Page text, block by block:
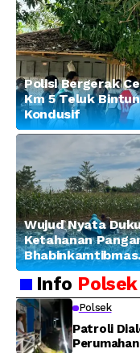
Polisi Bergerak
Km 5 Teluk
Kondusif
Wujud Nyata
Ketahanan
Bhabinkamtibmas
Banjar Ausoy
Langsung Bantu
Warga Panen
Info Polsek
Polsek
Patroli